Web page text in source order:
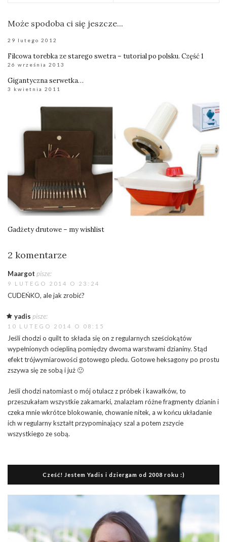
Może spodoba ci się jeszcze...
29 lutego 2012
Filcowa torebka ze starego swetra – tutorial po polsku. Część 1
26 września 2013
Gigantyczna serwetka…
3 kwietnia 2011
Gadżety drutowe – my wishlist
2 komentarze
Maargot pisze:
9 LUTEGO 2014 O 23:24
CUDEŃKO, ale jak zrobić?
yadis pisze:
10 LUTEGO 2014 O 08:15
Jeśli chodzi o quilt to składa się on z regularnych sześciokątów
wypełnionych ociepliną pomiędzy dwoma warstwami dzianiny. Stąd
efekt trójwymiarowości gotowego pledu. Gotowe heksagony po prostu
zszywa się ze sobą i już 🙂
Jeśli chodzi natomiast o mój otulacz z próbek i kawałków, to
przeszukałam wszystkie zakamarki, znalazłam różne fragmenty dzianin i
czeka mnie wkrótce blokowanie, chowanie nitek, a w końcu układanie
ich w regularny kształt przypominający szal a potem zszycie
wszystkiego ze sobą.
Cześć! Jestem Yadis i dziergam od 2008 roku :)